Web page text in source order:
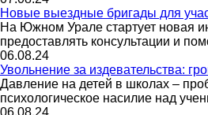
Новые выездные бригады для
На Южном Урале стартует новая
предоставлять консультации и
06.08.24
Увольнение за издевательства:
Давление на детей в школах –
психологическое насилие над